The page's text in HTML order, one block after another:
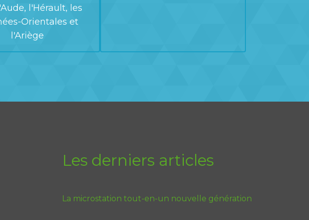
l'Hérault, les
Orientales et
l'Ariège
Les derniers articles
La microstation tout-en-un nouvelle génération